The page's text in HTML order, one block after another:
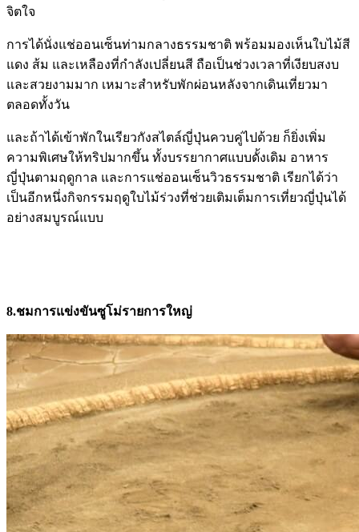
จิตใจ
การได้นั่งแช่ออนเซ็นท่ามกลางธรรมชาติ พร้อมมองเห็นใบไม้สี
แดง ส้ม และเหลืองที่กำลังเปลี่ยนสี ถือเป็นช่วงเวลาที่เงียบสงบ
และสวยงามมาก เหมาะสำหรับพักผ่อนหลังจากเดินเที่ยวมา
ตลอดทั้งวัน
และถ้าได้เข้าพักในเรียวกังสไตล์ญี่ปุ่นควบคู่ไปด้วย ก็ยิ่งเพิ่ม
ความพิเศษให้ทริปมากขึ้น ทั้งบรรยากาศแบบดั้งเดิม อาหาร
ญี่ปุ่นตามฤดูกาล และการแช่ออนเซ็นวิวธรรมชาติ เรียกได้ว่า
เป็นอีกหนึ่งกิจกรรมฤดูใบไม้ร่วงที่ช่วยเติมเต็มการเที่ยวญี่ปุ่นได้
อย่างสมบูรณ์แบบ
8.ชมการแข่งขันซูโม่รายการใหญ่